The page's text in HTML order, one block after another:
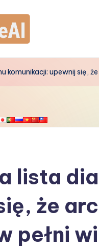
komunikacji: upewnij się,
lista
że
pełni